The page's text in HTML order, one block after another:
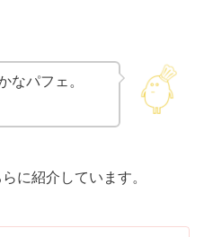
なパフェ。
に紹介しています。